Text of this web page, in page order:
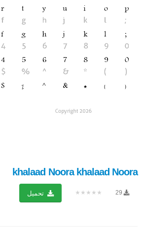
khalaad Noora khalaad Noora
29
★★★★★ تحميل